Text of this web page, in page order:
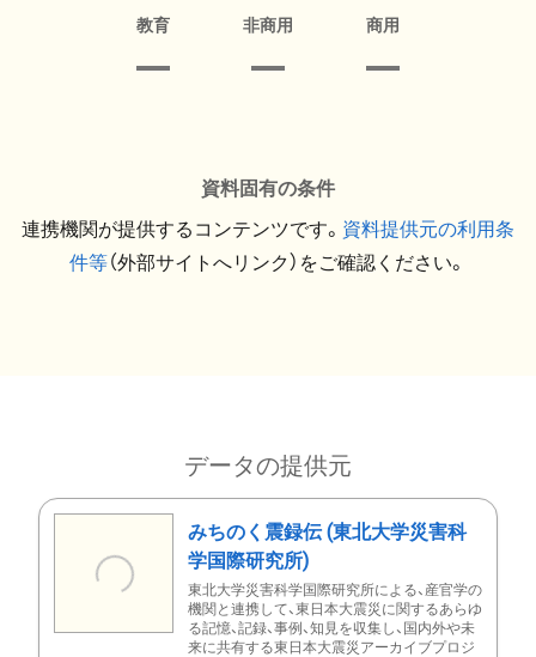
教育 非商用 商用
資料固有の条件
連携機関が提供するコンテンツです。 資料提供元の利用条
件等（外部サイトへリンク）をご確認ください。
データの提供元
みちのく震録伝 (東北大学災害科
学国際研究所)
東北大学災害科学国際研究所による、産官学の
機関と連携して、東日本大震災に関するあらゆ
る記憶、記録、事例、知見を収集し、国内外や未
来に共有する東日本大震災アーカイブプロジ